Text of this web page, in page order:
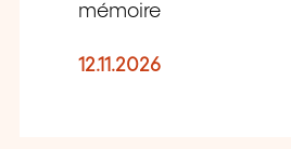
mémoire
12.11.2026